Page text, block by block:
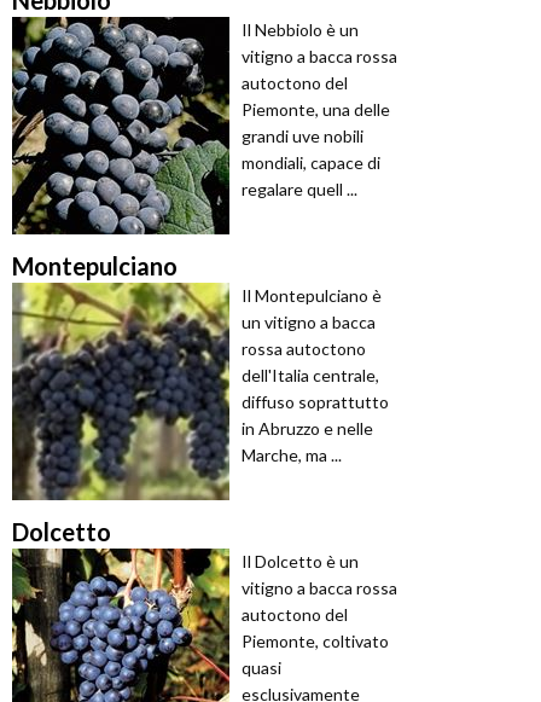
Il Nebbiolo è un
vitigno a bacca rossa
autoctono del
Piemonte, una delle
grandi uve nobili
mondiali, capace di
regalare quell ...
Montepulciano
Il Montepulciano è
un vitigno a bacca
rossa autoctono
dell'Italia centrale,
diffuso soprattutto
in Abruzzo e nelle
Marche, ma ...
Dolcetto
Il Dolcetto è un
vitigno a bacca rossa
autoctono del
Piemonte, coltivato
quasi
esclusivamente